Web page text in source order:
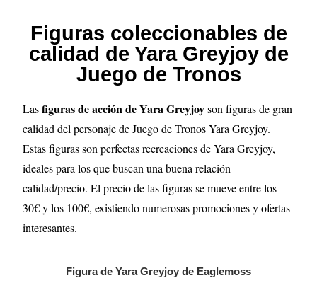
Figuras coleccionables de
calidad de Yara Greyjoy de
Juego de Tronos
Lasfiguras de acción de Yara Greyjoyson figuras de gran
calidad del personaje de Juego de Tronos Yara Greyjoy.
Estas figuras son perfectas recreaciones de Yara Greyjoy,
ideales para los que buscan una buena relación
calidad/precio. El precio de las figuras se mueve entre los
30€ y los 100€, existiendo numerosas promociones y ofertas
interesantes.
Figura de Yara Greyjoy de Eaglemoss